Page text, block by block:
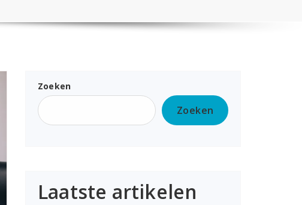
Zoeken
Zoeken
Laatste artikelen